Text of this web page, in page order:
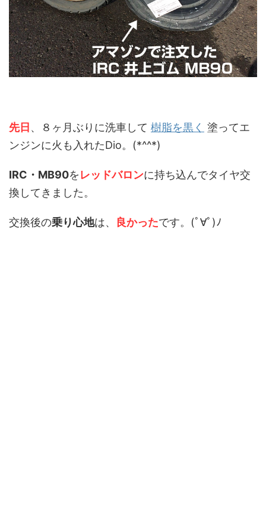
先日 、８ヶ月ぶりに洗車して 樹脂を黒く 塗ってエ
ンジンに火も入れたDio。(*^^*)
IRC・MB90をレッドバロンに持ち込んでタイヤ交
換してきました。
交換後の乗り心地は、 良かったです。(ﾟ∀ﾟ)ﾉ